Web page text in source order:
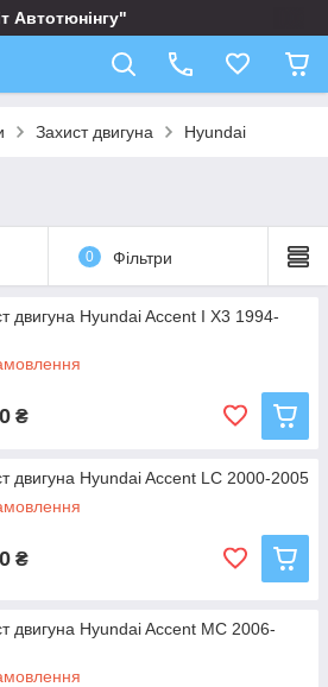
Автотюнінгу"
Захист двигуна Hyundai
0 Фільтри
двигуна Hyundai Accent I X3 1994-
₴
двигуна Hyundai Accent LC 2000-2005
₴
двигуна Hyundai Accent MC 2006-